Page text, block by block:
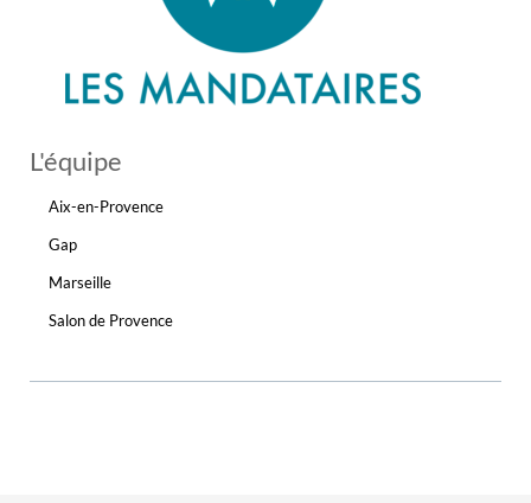
L'équipe
Aix-en-Provence
Gap
Marseille
Salon de Provence